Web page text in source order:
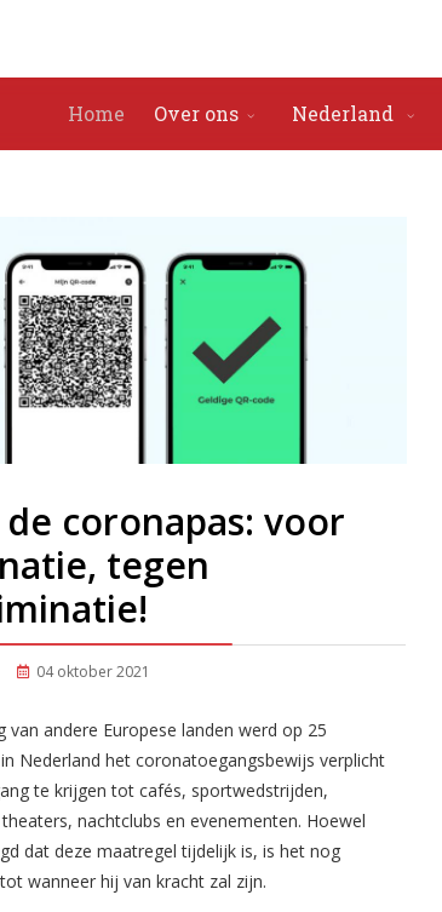
Home Over ons Nederland
coronapas: voor
tegen
04 oktober 2021
van andere Europese landen werd op 25
Nederland het coronatoegangsbewijs verplicht
te krijgen tot cafés, sportwedstrijden,
nachtclubs en evenementen. Hoewel
dat deze maatregel tijdelijk is, is het nog
wanneer hij van kracht zal zijn.